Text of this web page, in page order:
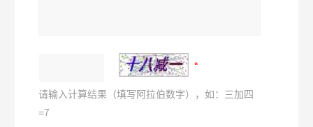
请输入计算结果（填写阿拉伯数字），如：三加四
=7